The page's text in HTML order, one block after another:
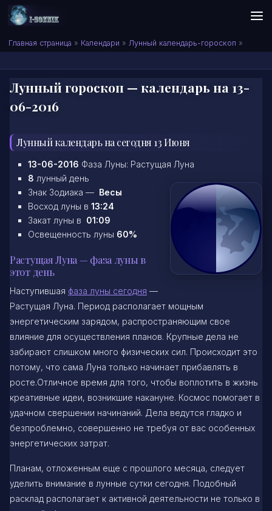
Skip to content
Сонник I-SONNIK.COM
Главная страница » Календари » Лунный календарь-гороскоп »
Лунный гороскоп — календарь на 13-
06-2016
Лунный календарь на сегодня 13 Июня
13-06-2016 Фаза Луны: Растущая Луна
8 лунный день
Знак Зодиака — Весы
Восход луны в 13:24
Закат луны в 01:09
Освещенность луны 60%
Растущая Луна — фаза луны в
этот день
Наступившая фаза луны сегодня —
Растущая Луна. Период располагает мощным
энергетическим зарядом, распространяющим свое
влияние для осуществления планов. Крупные дела не
забирают слишком много физических сил. Происходит это
потому, что сама Луна только начинает прибавлять в
росте.Отличное время для того, чтобы воплотить в жизнь
креативные идеи, возникшие накануне. Космос помогает в
удачном свершении начинаний. Дела ведутся гладко и
безпроблемно, совершенно не требуя от вас особенных
энергетических затрат.
Планам, отложенным еще с прошлого месяца, следует
уделить внимание в лунные сутки сегодня. Подобный
расклад располагает к активной деятельности не только в